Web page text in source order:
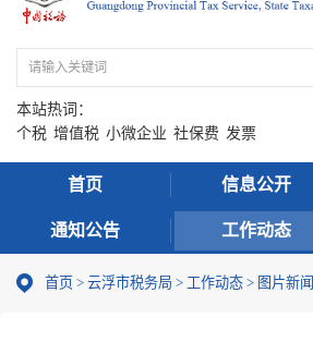
本站热词：
个税 增值税 小微企业 社保费 发票
首页 信息公开
通知公告 工作动态
首页 > 云浮市税务局 > 工作动态 > 图片新闻